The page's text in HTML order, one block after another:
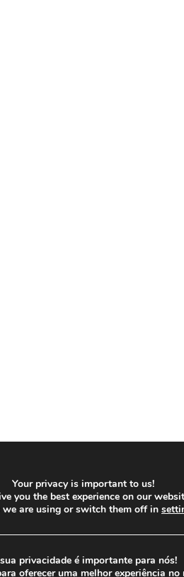
Your privacy is important to us!
you the best experience on our
are using or switch them off in
privacidade é importante para nós!
oferecer uma melhor experiência no